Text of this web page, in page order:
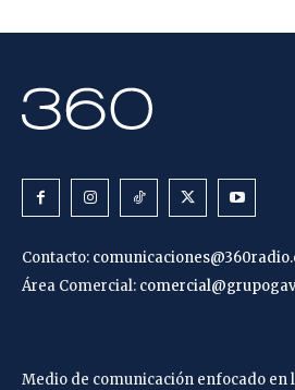
Contacto:
Área Comercial:
Medio de comunicación enfocado en